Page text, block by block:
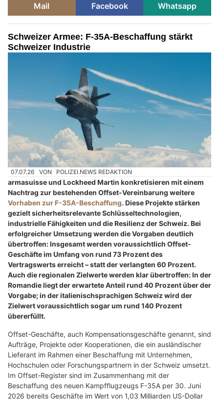
Mail
Facebook Whatsapp
Schweizer Armee: F-35A-Beschaffung stärkt
Schweizer Industrie
07.07.26 VON POLIZEI.NEWS REDAKTION
armasuisse und Lockheed Martin konkretisieren mit einem
Nachtrag zur bestehenden Offset-Vereinbarung weitere
Vorhaben zur F-35A-Beschaffung. Diese Projekte stärken
gezielt sicherheitsrelevante Schlüsseltechnologien,
industrielle Fähigkeiten und die Resilienz der Schweiz. Bei
erfolgreicher Umsetzung werden die Vorgaben deutlich
übertroffen: Insgesamt werden voraussichtlich Offset-
Geschäfte im Umfang von rund 73 Prozent des
Vertragswerts erreicht – statt der verlangten 60 Prozent.
Auch die regionalen Zielwerte werden klar übertroffen: In der
Romandie liegt der erwartete Anteil rund 40 Prozent über der
Vorgabe; in der italienischsprachigen Schweiz wird der
Zielwert voraussichtlich sogar um rund 140 Prozent
übererfüllt.
Offset-Geschäfte, auch Kompensationsgeschäfte genannt, sind
Aufträge, Projekte oder Kooperationen, die ein ausländischer
Lieferant im Rahmen einer Beschaffung mit Unternehmen,
Hochschulen oder Forschungspartnern in der Schweiz umsetzt.
Im Offset-Register sind im Zusammenhang mit der
Beschaffung des neuen Kampfflugzeugs F-35A per 30. Juni
2026 bereits Geschäfte im Wert von 1,03 Milliarden US-Dollar